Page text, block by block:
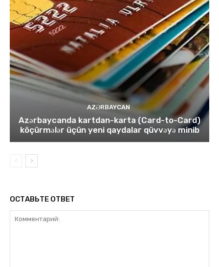
AZƏRBAYCAN
Azərbaycanda kartdan-karta (Card-to-Card)
köçürmələr üçün yeni qaydalar qüvvəyə minib
ОСТАВЬТЕ ОТВЕТ